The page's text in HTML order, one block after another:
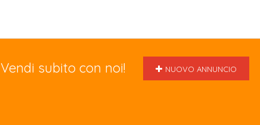
Vendi subito con noi! NUOVO ANNUNCIO